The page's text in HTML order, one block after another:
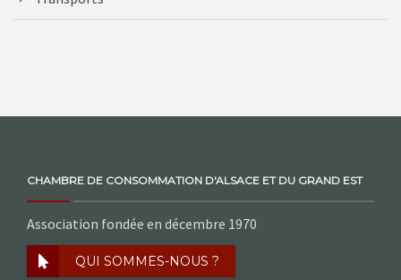
CHAMBRE DE CONSOMMATION D'ALSACE ET DU GRAND EST
Association fondée en décembre 1970
QUI SOMMES-NOUS ?